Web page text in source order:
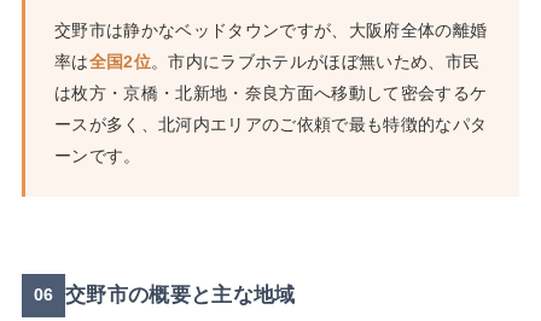
交野市は静かなベッドタウンですが、大阪府全体の離婚
率は全国2位。市内にラブホテルがほぼ無いため、市民
は枚方・京橋・北新地・奈良方面へ移動して密会するケ
ースが多く、北河内エリアのご依頼で最も特徴的なパタ
ーンです。
06 交野市の概要と主な地域